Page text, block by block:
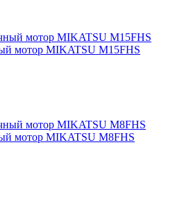
мотор MIKATSU M15FHS
мотор MIKATSU M8FHS